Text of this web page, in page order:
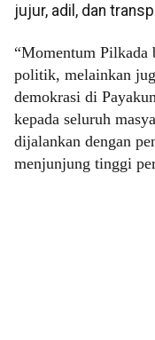
jujur, adil, dan
“Momentum Pilkada
politik, melainkan
demokrasi di
kepada seluruh
dijalankan dengan
menjunjung tinggi